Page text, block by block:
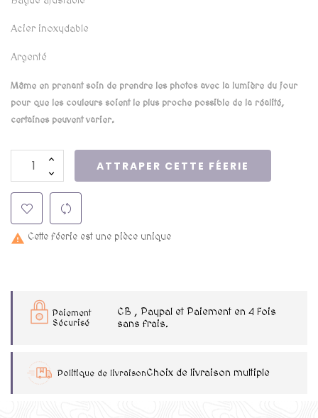
Acier inoxydable
Argenté
Même en prenant soin de prendre les photos avec la lumière du jour
pour que les couleurs soient le plus proche possible de la réalité,
certaines peuvent varier.
ATTRAPER CETTE FÉERIE
 Cette féerie est une pièce unique
Paiement
Sécurisé
CB , Paypal et Paiement en 4 Fois
sans frais.
Politique de livraisonChoix de livraison multiple